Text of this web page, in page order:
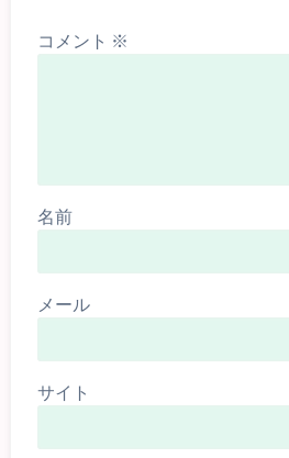
コメント ※
名前
メール
サイト